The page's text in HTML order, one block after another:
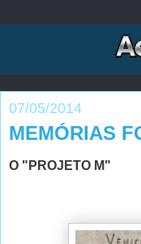
07/05/2014
MEMÓRIAS
O "PROJETO M"